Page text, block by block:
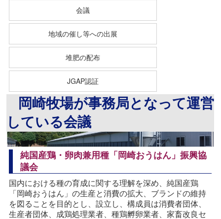
会議
地域の催し等への出展
堆肥の配布
JGAP認証
岡崎牧場が事務局となって運営
している会議
純国産鶏・卵肉兼用種「岡崎おうはん」振興協
議会
国内における種の育成に関する理解を深め、純国産鶏
「岡崎おうはん」の生産と消費の拡大、ブランドの維持
を図ることを目的とし、設立し、構成員は消費者団体、
生産者団体、成鶏処理業者、種鶏孵卵業者、家畜改良セ